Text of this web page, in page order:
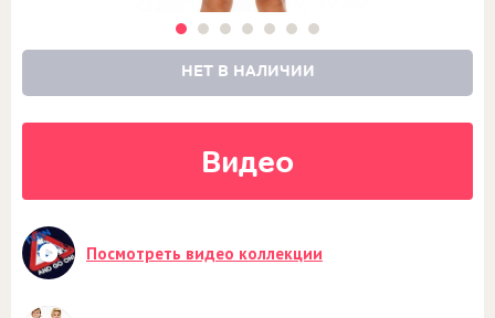
НЕТ В НАЛИЧИИ
Видео
Посмотреть видео коллекции